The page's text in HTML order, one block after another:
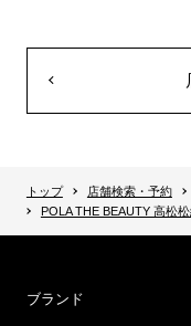
トップ 店舗検索・予約
POLA THE BEAUTY 高松
ブランド